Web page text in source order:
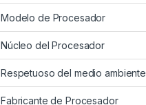
Modelo de Procesador
Núcleo del Procesador
Respetuoso del medio ambiente
Fabricante de Procesador